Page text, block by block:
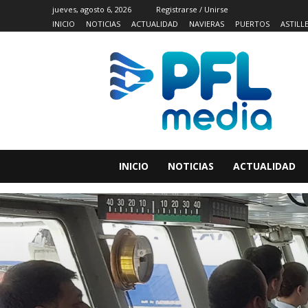
jueves, agosto 6, 2026
Registrarse / Unirse
INICIO
NOTICIAS ACTUALIDAD NAVIERAS PUERTOS
INICIO NOTICIAS ACTUALIDAD